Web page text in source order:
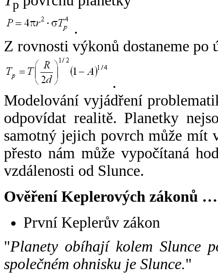
p
.
Z rovnosti výkonů dostaneme po
.
Modelování vyjádření
odpovídat realitě. Planetky
samotný jejich povrch může mít
přesto nám může vypočítaná
vzdálenosti od Slunce.
Ověření Keplerových zákonů …
První Keplerův zákon
"Planety obíhají kolem Slunce
společném ohnisku je Slunce."